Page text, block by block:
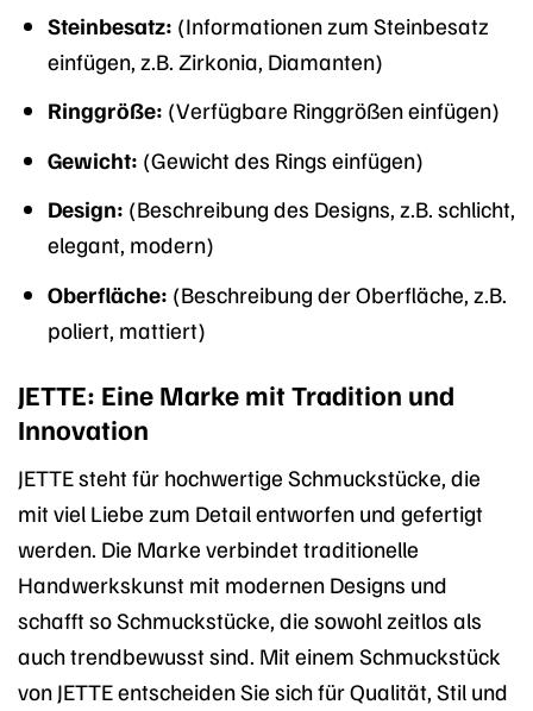
Steinbesatz: (Informationen zum Steinbesatz
einfügen, z.B. Zirkonia, Diamanten)
Ringgröße: (Verfügbare Ringgrößen einfügen)
Gewicht: (Gewicht des Rings einfügen)
Design: (Beschreibung des Designs, z.B. schlicht,
elegant, modern)
Oberfläche: (Beschreibung der Oberfläche, z.B.
poliert, mattiert)
JETTE: Eine Marke mit Tradition und
Innovation
JETTE steht für hochwertige Schmuckstücke, die
mit viel Liebe zum Detail entworfen und gefertigt
werden. Die Marke verbindet traditionelle
Handwerkskunst mit modernen Designs und
schafft so Schmuckstücke, die sowohl zeitlos als
auch trendbewusst sind. Mit einem Schmuckstück
von JETTE entscheiden Sie sich für Qualität, Stil und